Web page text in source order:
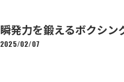
瞬発力を鍛えるボクシン
2025/02/07